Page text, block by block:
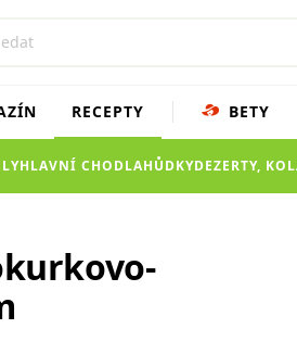
RECEPTY BETY
HLAVNÍ CHODLAHŮDKYDEZERTY,